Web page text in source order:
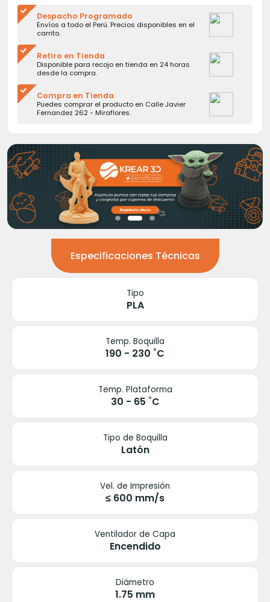
Despacho Programado
Envíos a todo el Perú. Precios disponibles en el
carrito.
Retiro en Tienda
Disponible para recojo en tienda en 24 horas
desde la compra.
Compra en Tienda
Puedes comprar el producto en Calle Javier
Fernandez 262 - Miraflores.
Especificaciones Técnicas
Tipo
PLA
Temp. Boquilla
190 - 230 ˚C
Temp. Plataforma
30 - 65 ˚C
Tipo de Boquilla
Latón
Vel. de Impresión
≤ 600 mm/s
Ventilador de Capa
Encendido
Diámetro
1.75 mm